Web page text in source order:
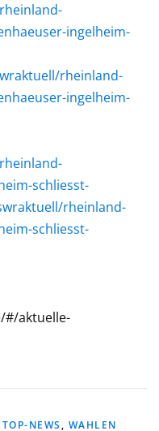
ingelheim-
rheinland-
ingelheim-
schliesst-
rheinland-
schliesst-
#/aktuelle-
TOP-NEWS, WAHLEN